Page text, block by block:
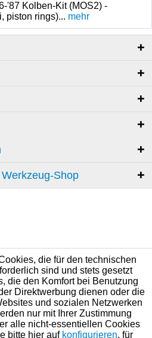
'87 Kolben-Kit (MOS2) -
piston rings)... mehr
Shop
die für den technischen
sind und stets gesetzt
die den Komfort bei Benutzung
Direktwerbung dienen oder die
und sozialen Netzwerken
nur mit Ihrer Zustimmung
alle nicht-essentiellen Cookies
bitte hier auf konfigurieren, für